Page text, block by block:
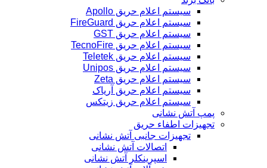
سیستم اعلام حریق Apollo
سیستم اعلام حریق FireGuard
سیستم اعلام حریق GST
سیستم اعلام حریق TecnoFire
سیستم اعلام حریق Teletek
سیستم اعلام حریق Unipos
سیستم اعلام حریق Zeta
سیستم اعلام حریق آریاک
سیستم اعلام حریق زیتکس
پمپ آتش نشانی
تجهیزات اطفاء حریق
تجهیزات جانبی آتش نشانی
اتصالات آتش نشانی
اسپرینکلر آتش نشانی